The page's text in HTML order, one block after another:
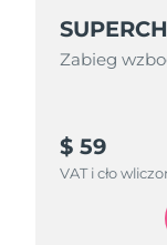
Zabieg
$ 59
VAT i cło